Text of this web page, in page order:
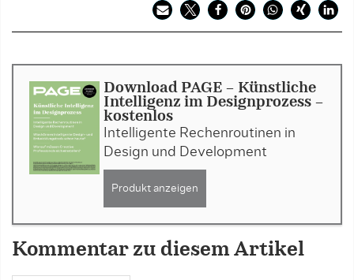
Download PAGE - Künstliche
Intelligenz im Designprozess -
kostenlos
Intelligente Rechenroutinen in
Design und Development
Produkt anzeigen
Kommentar zu diesem Artikel